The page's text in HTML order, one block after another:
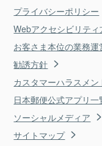
プライバシーポリシー
Webアクセシビリティ
お客さま本位の業務
勧誘方針
カスタマーハラスメ
日本郵便公式アプリ一
ソーシャルメディア
サイトマップ